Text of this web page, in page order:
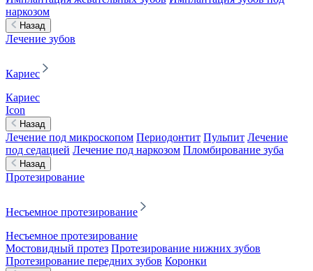
наркозом
Назад
Лечение зубов
Кариес
Кариес
Icon
Назад
Лечение под микроскопом Периодонтит Пульпит Лечение
под седацией Лечение под наркозом Пломбирование зуба
Назад
Протезирование
Несъемное протезирование
Несъемное протезирование
Мостовидный протез Протезирование нижних зубов
Протезирование передних зубов Коронки